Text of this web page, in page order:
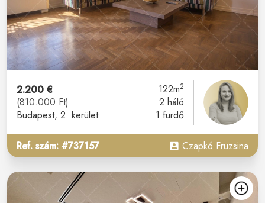
2.200 €
(810.000 Ft)
Budapest, 2. kerület
122m2
2 háló
1 fürdő
Ref. szám: #737157 Czapkó Fruzsina